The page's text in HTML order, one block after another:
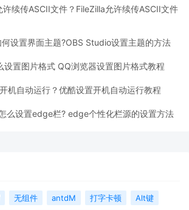
许续传ASCII文件？FileZilla允许续传ASCII文件
设置界面主题?OBS Studio设置主题的方法
设置图片格式 QQ浏览器设置图片格式教程
机自动运行？优酷设置开机自动运行教程
么设置edge栏? edge个性化栏源的设置方法
无组件 antdM 打字卡顿
Alt键